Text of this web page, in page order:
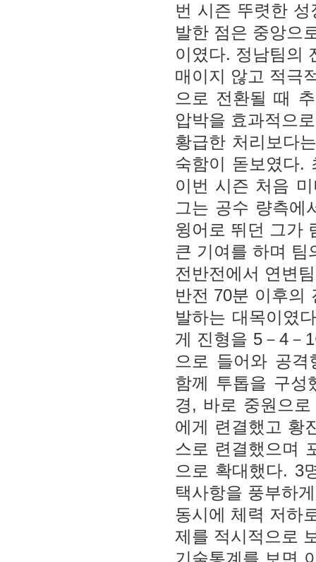
번 시즌 뚜렷한
발한 점은 중앙으
이였다. 정남팀의
매이지 않고 적극
으로 전환될 때
압박을 효과적으
황급한 처리보다
숙함이 돋보였다.
이번 시즌 처음
그는 공수 량측에
윙어로 뛰던 그가
큰 기여를 하며 팀
전반전에서 연변
반전 70분 이후의
발하는 대목이였
게 진형을 5－4－
으로 들어와 공격
함께 투톱을 구성
경, 바로 중원으
에게 련결했고 황
스로 련결했으며
으로 확대했다. 3
택사항을 풍부하
동시에 체력 저하
제를 적시적으로